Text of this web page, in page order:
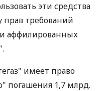
эти средства
прав требований
аффилированных
имеет право
погашения 1,7 млрд.